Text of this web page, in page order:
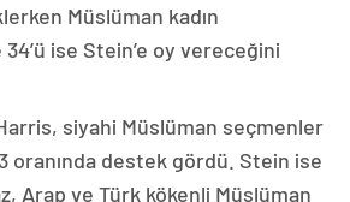
Müslüman kadın
ise Stein’e oy vereceğini
siyahi Müslüman seçmenler
oranında destek gördü. Stein ise
Arap ve Türk kökenli Müslüman